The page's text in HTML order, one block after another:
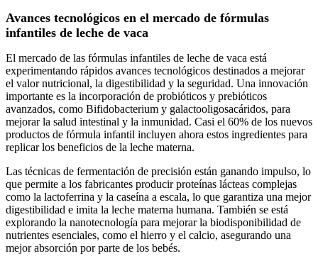
Avances tecnológicos en el mercado de fórmulas
infantiles de leche de vaca
El mercado de las fórmulas infantiles de leche de vaca está
experimentando rápidos avances tecnológicos destinados a mejorar
el valor nutricional, la digestibilidad y la seguridad. Una innovación
importante es la incorporación de probióticos y prebióticos
avanzados, como Bifidobacterium y galactooligosacáridos, para
mejorar la salud intestinal y la inmunidad. Casi el 60% de los nuevos
productos de fórmula infantil incluyen ahora estos ingredientes para
replicar los beneficios de la leche materna.
Las técnicas de fermentación de precisión están ganando impulso, lo
que permite a los fabricantes producir proteínas lácteas complejas
como la lactoferrina y la caseína a escala, lo que garantiza una mejor
digestibilidad e imita la leche materna humana. También se está
explorando la nanotecnología para mejorar la biodisponibilidad de
nutrientes esenciales, como el hierro y el calcio, asegurando una
mejor absorción por parte de los bebés.